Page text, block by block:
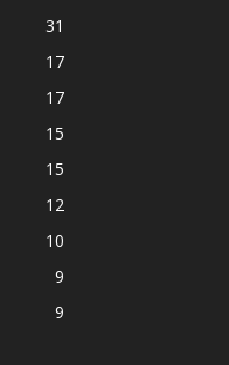
31
17
17
15
15
12
10
9
9